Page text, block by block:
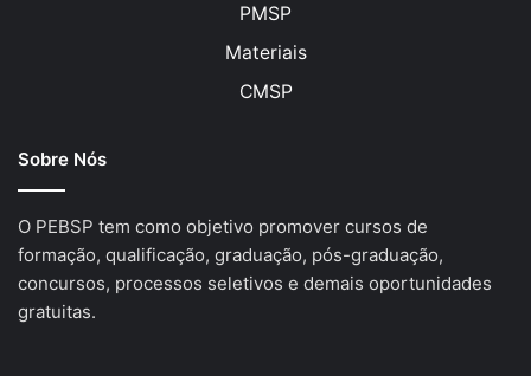
PMSP
Materiais
CMSP
Sobre Nós
O PEBSP tem como objetivo promover cursos de
formação, qualificação, graduação, pós-graduação,
concursos, processos seletivos e demais oportunidades
gratuitas.